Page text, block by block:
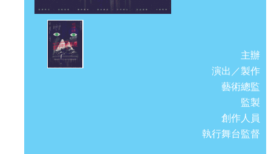
主辦
演出／製作
藝術總監
監製
創作人員
執行舞台監督